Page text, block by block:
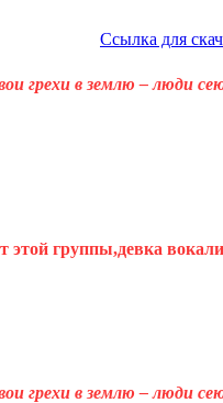
Ссылка для
грехи в землю – люди
этой группы,девка
грехи в землю – люди